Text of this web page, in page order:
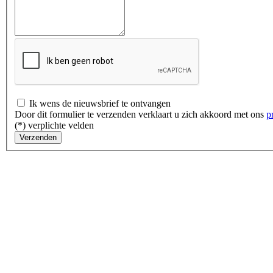
Ik wens de nieuwsbrief te ontvangen
Door dit formulier te verzenden verklaart u zich akkoord met ons
(*) verplichte velden
Verzenden